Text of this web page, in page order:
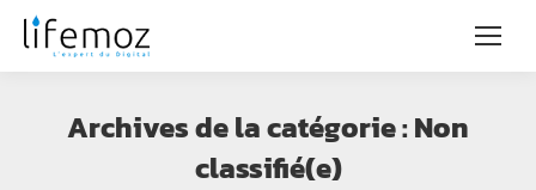
Archives de la catégorie :Non
classifié(e)